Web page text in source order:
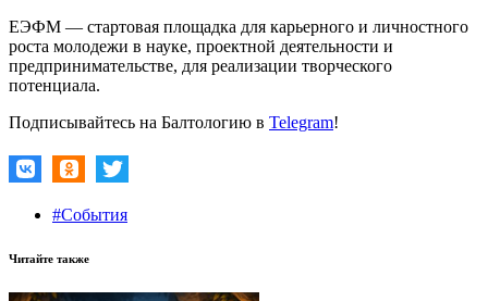
ЕЭФМ — стартовая площадка для карьерного и личностного
роста молодежи в науке, проектной деятельности и
предпринимательстве, для реализации творческого
потенциала.
Подписывайтесь на Балтологию в Telegram!
#События
Читайте также